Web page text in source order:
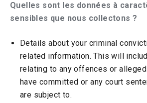
Quelles sont les données à
sensibles que nous collectons ?
Details about your criminal
related information. This will
relating to any offences or
have committed or any court
are subject to.